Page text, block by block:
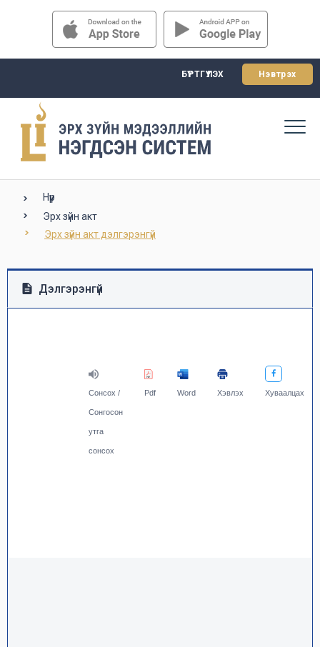
БҮРТГҮҮЛЭХ Нэвтрэх
Нүүр
Эрх зүйн акт
Эрх зүйн акт дэлгэрэнгүй
Дэлгэрэнгүй
Сонсох /
Сонгосон
утга
сонсох
Pdf Word Хэвлэх Хуваалцах